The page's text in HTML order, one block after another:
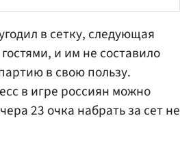
в сетку, следующая
и им не составило
в свою пользу.
в игре россиян можно
23 очка набрать за сет не